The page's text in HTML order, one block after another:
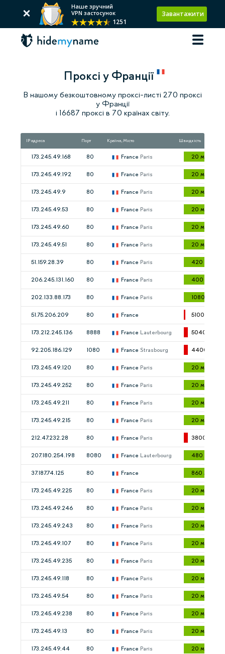
Наше зручний
VPN застосунок
1251
Завантажити
Проксі у Франції
В нашому безкоштовному проксі-листі 270 проксі
у Франції
і 16687 проксі в 70 країнах світу.
IP адреса Порт Країна, Місто Швидкість
173.245.49.168 80 France Paris 20 мс
173.245.49.192 80 France Paris 20 мс
173.245.49.9 80 France Paris 20 мс
173.245.49.53 80 France Paris 20 мс
173.245.49.60 80 France Paris 20 мс
173.245.49.51 80 France Paris 20 мс
51.159.28.39 80 France Paris 420 мс
206.245.131.160 80 France Paris 400 мс
202.133.88.173 80 France Paris 1080 мс
51.75.206.209 80 France 5100 мс
173.212.245.136 8888 France Lauterbourg 5040 мс
92.205.186.129 1080 France Strasbourg 4400 мс
173.245.49.120 80 France Paris 20 мс
173.245.49.252 80 France Paris 20 мс
173.245.49.211 80 France Paris 20 мс
173.245.49.215 80 France Paris 20 мс
212.47.232.28 80 France Paris 3800 мс
207.180.254.198 8080 France Lauterbourg 480 мс
37.187.74.125 80 France 860 мс
173.245.49.225 80 France Paris 20 мс
173.245.49.246 80 France Paris 20 мс
173.245.49.243 80 France Paris 20 мс
173.245.49.107 80 France Paris 20 мс
173.245.49.235 80 France Paris 20 мс
173.245.49.118 80 France Paris 20 мс
173.245.49.54 80 France Paris 20 мс
173.245.49.238 80 France Paris 20 мс
173.245.49.13 80 France Paris 20 мс
173.245.49.44 80 France Paris 20 мс